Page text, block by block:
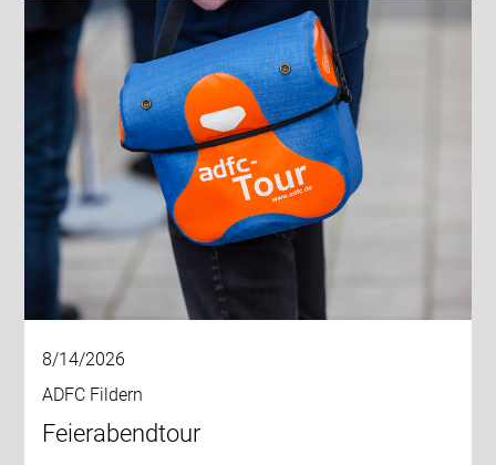
8/14/2026
ADFC Fildern
Feierabendtour